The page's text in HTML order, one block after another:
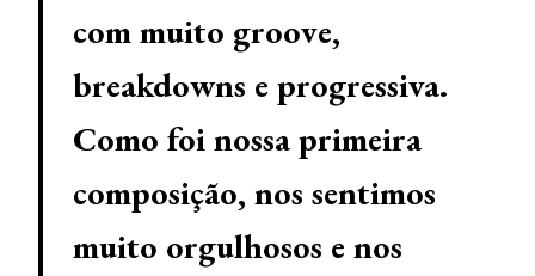
com muito groove,
breakdowns e progressiva.
Como foi nossa primeira
composição, nos sentimos
muito orgulhosos e nos